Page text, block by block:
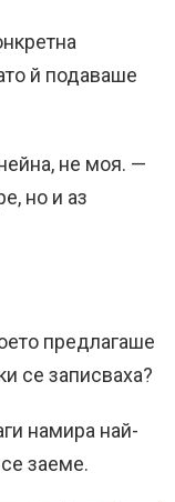
й подаваше
не моя. —
но и аз
предлагаше
се записваха?
намира най-
заеме.